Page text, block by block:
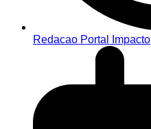
Redacao Portal Impacto